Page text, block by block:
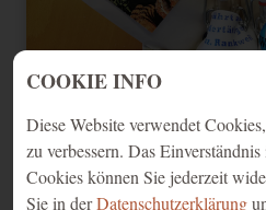
Segen 2022 - 9
COOKIE INFO
Diese Website verwendet
zu verbessern. Das
Cookies können Sie jederzeit
Sie in derDatenschutzerklärung